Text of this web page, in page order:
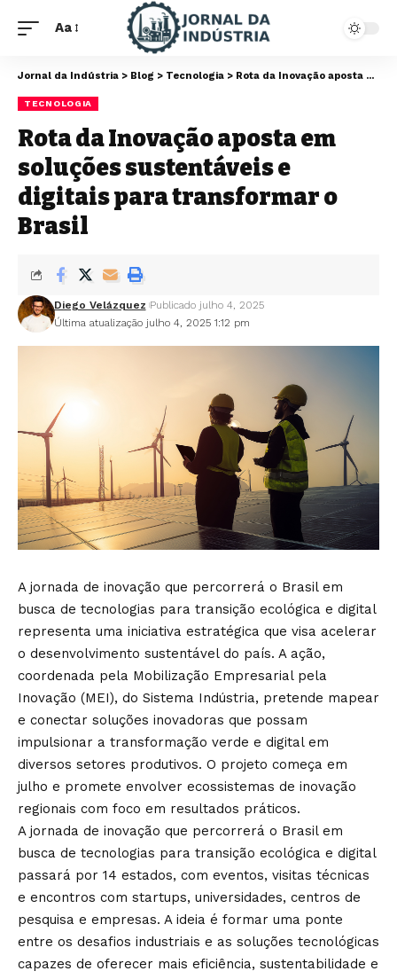
Aa
Jornal da Indústria > Blog > Tecnologia > Rota da Inovação aposta em soluções sustentáveis e digitais para transformar o Brasil
TECNOLOGIA
Rota da Inovação aposta em
soluções sustentáveis e
digitais para transformar o
Brasil
Última atualização julho 4, 2025 1:12 pm
Diego Velázquez Publicado julho 4, 2025
A jornada de inovação que percorrerá o Brasil em
busca de tecnologias para transição ecológica e digital
representa uma iniciativa estratégica que visa acelerar
o desenvolvimento sustentável do país. A ação,
coordenada pela Mobilização Empresarial pela
Inovação (MEI), do Sistema Indústria, pretende mapear
e conectar soluções inovadoras que possam
impulsionar a transformação verde e digital em
diversos setores produtivos. O projeto começa em
julho e promete envolver ecossistemas de inovação
regionais com foco em resultados práticos.
A jornada de inovação que percorrerá o Brasil em
busca de tecnologias para transição ecológica e digital
passará por 14 estados, com eventos, visitas técnicas
e encontros com startups, universidades, centros de
pesquisa e empresas. A ideia é formar uma ponte
entre os desafios industriais e as soluções tecnológicas
capazes de oferecer mais eficiência, sustentabilidade e